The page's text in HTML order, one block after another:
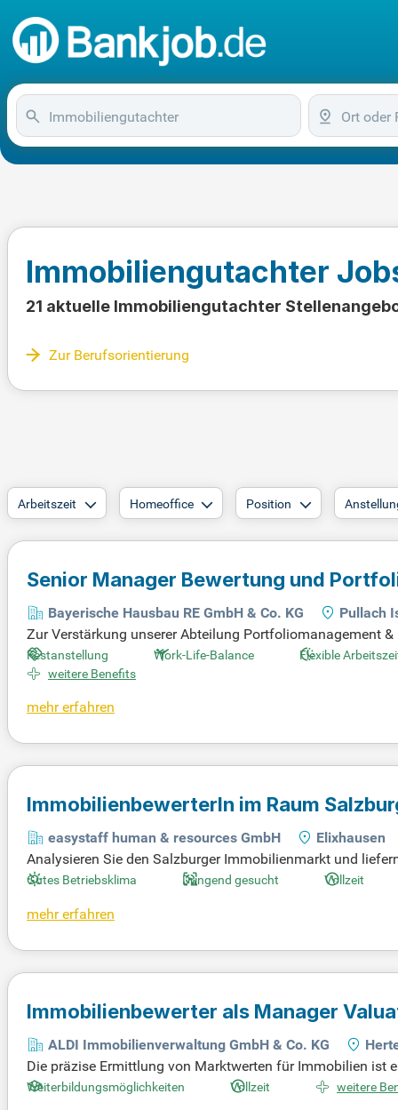
Immobiliengutachter
21 aktuelle Immobiliengutachter
Zur Berufsorientierung
Arbeitszeit Homeoffice Position
Senior Manager Bewertung und
Bayerische Hausbau RE GmbH & Co. KG
Pullach
Zur Verstärkung unserer Abteilung Portfoliomanagement
ment (m/w/d). In dieser Schlüsselposition sind Sie
internationalen Portfolios. Sie wenden moderne Methoden
e im engen Austausch mit dem Asset-Management sowie
Festanstellung Work-Life-Balance Flexible
weitere Benefits
mehr erfahren
ImmobilienbewerterIn im Raum
easystaff human & resources GmbH
Elixhausen
Analysieren Sie den Salzburger Immobilienmarkt und
herstellen, dass alle Gutachten den aktuellen gesetzlichen
Gutes Betriebsklima Dringend gesucht Vollzeit
mehr erfahren
Immobilienbewerter als Manager
ALDI Immobilienverwaltung GmbH & Co. KG
Die präzise Ermittlung von Marktwerten für Immobilien ist
te, Mixed-Use, Wohn- und Gewerbeimmobilien sowohl
Weiterbildungsmöglichkeiten Vollzeit weitere